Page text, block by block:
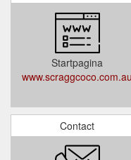
Startpagina
www.scraggcoco.com.au
Contact